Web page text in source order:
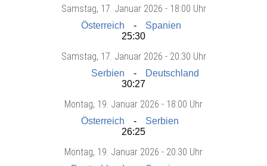
Samstag, 17. Januar 2026 - 18:00 Uhr
Österreich
Spanien
25:30
Samstag, 17. Januar 2026 - 20:30 Uhr
Serbien
Deutschland
30:27
Montag, 19. Januar 2026 - 18:00 Uhr
Österreich
Serbien
26:25
Montag, 19. Januar 2026 - 20:30 Uhr